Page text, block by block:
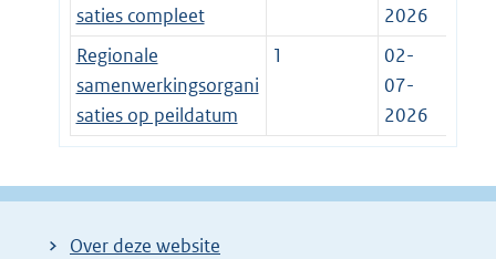
saties compleet
2026
Regionale
samenwerkingsorgani
saties op peildatum
1
02-
07-
2026
Over deze website